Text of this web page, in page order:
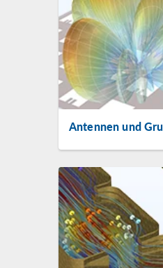
Antennen und